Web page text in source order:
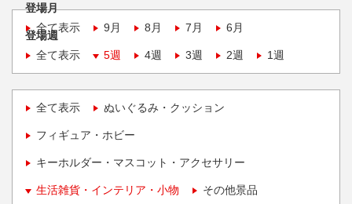
登場月
全て表示
9月 8月 7月 6月
登場週
全て表示
5週 4週 3週 2週 1週
全て表示 ぬいぐるみ・クッション
フィギュア・ホビー
キーホルダー・マスコット・アクセサリー
生活雑貨・インテリア・小物 その他景品